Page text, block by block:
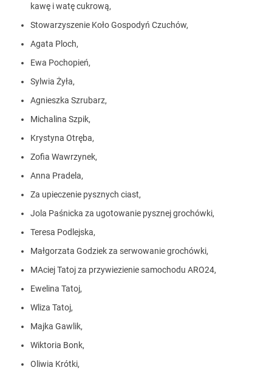
kawę i watę cukrową,
Stowarzyszenie Koło Gospodyń Czuchów,
Agata Ploch,
Ewa Pochopień,
Sylwia Żyła,
Agnieszka Szrubarz,
Michalina Szpik,
Krystyna Otręba,
Zofia Wawrzynek,
Anna Pradela,
Za upieczenie pysznych ciast,
Jola Paśnicka za ugotowanie pysznej grochówki,
Teresa Podlejska,
Małgorzata Godziek za serwowanie grochówki,
MAciej Tatoj za przywiezienie samochodu ARO24,
Ewelina Tatoj,
Wliza Tatoj,
Majka Gawlik,
Wiktoria Bonk,
Oliwia Krótki,